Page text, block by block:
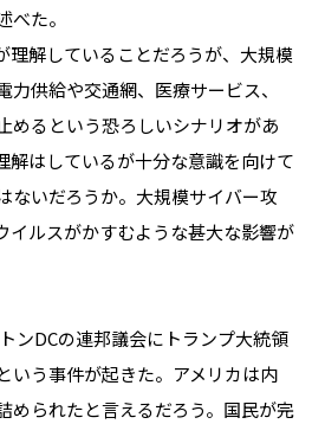
た。
理解していることだろうが、大規模
供給や交通網、医療サービス、
めるという恐ろしいシナリオがあ
解はしているが十分な意識を向けて
ないだろうか。大規模サイバー攻
イルスがかすむような甚大な影響が
ンDCの連邦議会にトランプ大統領
いう事件が起きた。アメリカは内
められたと言えるだろう。国民が完